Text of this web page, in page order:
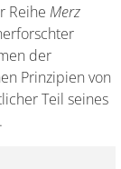
Reihe Merz
der
Prinzipien von
Teil seines